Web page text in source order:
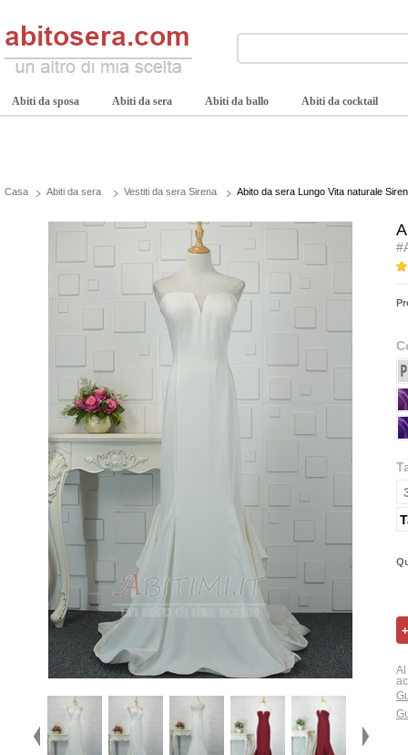
Abiti da sposa Abiti da sera Abiti da ballo Abiti da cocktail
Casa Abiti da sera Vestiti da sera Sirena Abito da sera Lungo Vita naturale
Al